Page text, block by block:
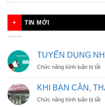
TIN MỚI
TUYỂN DỤNG
Chức năng bình luận bị tắtở
KHI BẠN CẦN,
Chức năng bình luận bị tắtở